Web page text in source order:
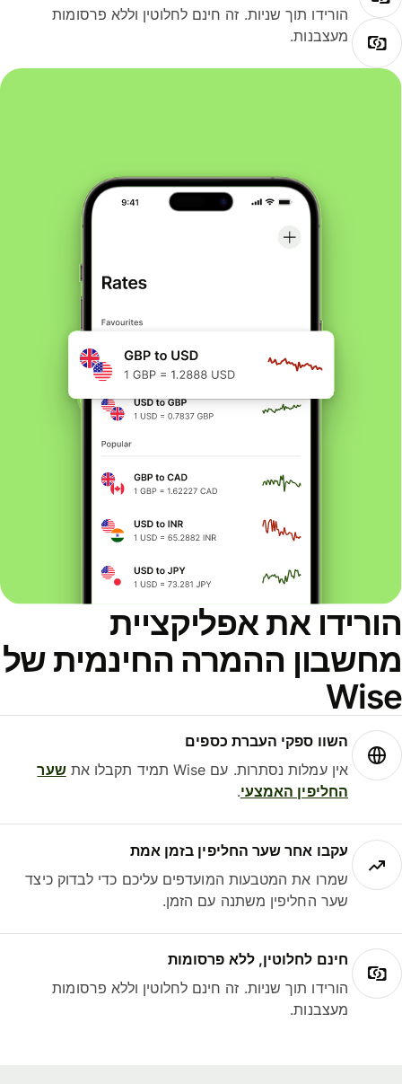
הורידו תוך שניות. זה חינם לחלוטין וללא פרסומות
מעצבנות.
הורידו את אפליקציית
מחשבון ההמרה החינמית של
Wise
השוו ספקי העברת כספים
אין עמלות נסתרות. עם Wise תמיד תקבלו את
שער
החליפין האמצעי.
עקבו אחר שער החליפין בזמן אמת
שמרו את המטבעות המועדפים עליכם כדי לבדוק כיצד
שער החליפין משתנה עם הזמן.
חינם לחלוטין, ללא פרסומות
הורידו תוך שניות. זה חינם לחלוטין וללא פרסומות
מעצבנות.